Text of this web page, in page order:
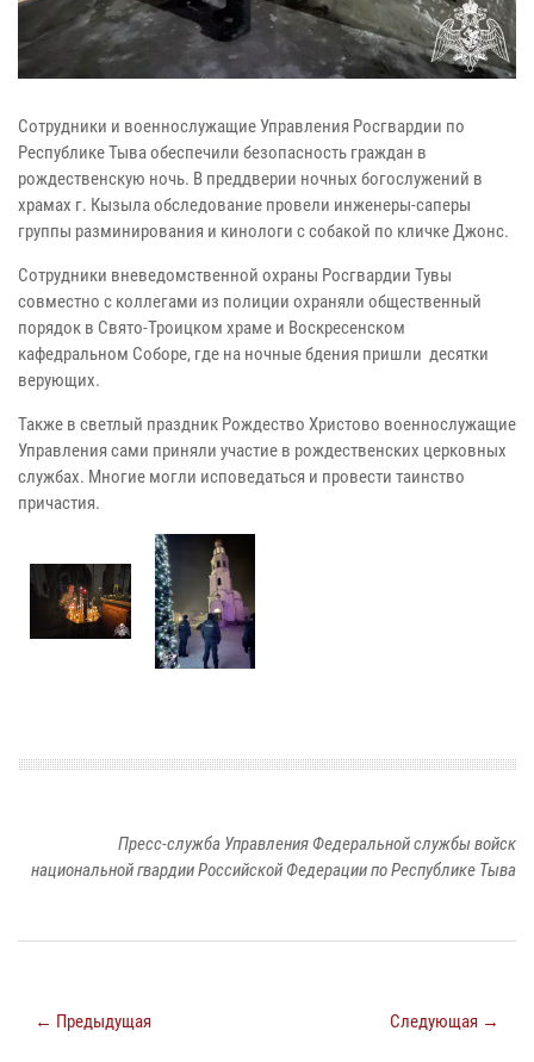
Сотрудники и военнослужащие Управления Росгвардии по
Республике Тыва обеспечили безопасность граждан в
рождественскую ночь. В преддверии ночных богослужений в
храмах г. Кызыла обследование провели инженеры-саперы
группы разминирования и кинологи с собакой по кличке Джонс.
Сотрудники вневедомственной охраны Росгвардии Тувы
совместно с коллегами из полиции охраняли общественный
порядок в Свято-Троицком храме и Воскресенском
кафедральном Соборе, где на ночные бдения пришли десятки
верующих.
Также в светлый праздник Рождество Христово военнослужащие
Управления сами приняли участие в рождественских церковных
службах. Многие могли исповедаться и провести таинство
причастия.
Пресс-служба Управления Федеральной службы войск
национальной гвардии Российской Федерации по Республике Тыва
← Предыдущая Следующая →